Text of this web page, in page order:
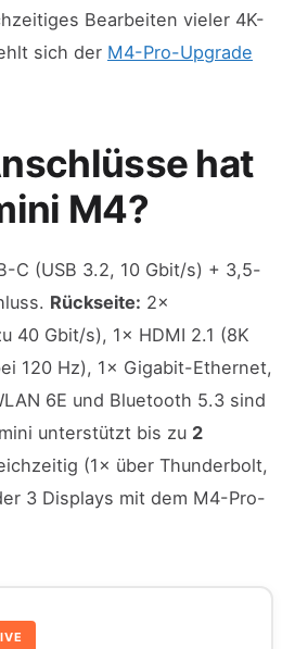
Bearbeiten vieler 4K-
sich der M4-Pro-Upgrade
hat
M4?
C (USB 3.2, 10 Gbit/s) + 3,5-
Rückseite: 2×
40 Gbit/s), 1× HDMI 2.1 (8K
120 Hz), 1× Gigabit-Ethernet,
6E und Bluetooth 5.3 sind
unterstützt bis zu 2
(1× über Thunderbolt,
3 Displays mit dem M4-Pro-